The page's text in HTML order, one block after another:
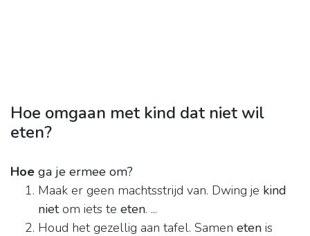
Hoe omgaan met kind dat niet wil
eten?
Hoe ga je ermee om?
Maak er geen machtsstrijd van. Dwing je kind
nietom iets te eten. ...
Houd het gezellig aan tafel. Samen eten is